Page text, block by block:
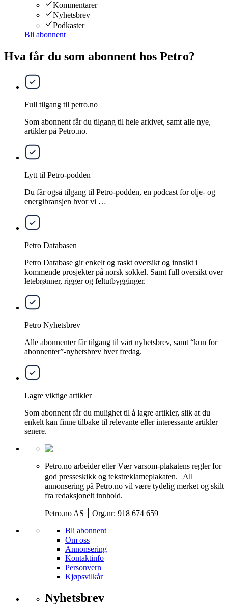
Kommentarer
Nyhetsbrev
Podkaster
Bli abonnent
Hva får du som abonnent hos Petro?
Full tilgang til petro.no
Som abonnent får du tilgang til hele arkivet, samt alle nye,
artikler på Petro.no.
Lytt til Petro-podden
Du får også tilgang til Petro-podden, en podcast for olje- og
energibransjen hvor vi …
Petro Databasen
Petro Database gir enkelt og raskt oversikt og innsikt i
kommende prosjekter på norsk sokkel. Samt full oversikt over
letebrønner, rigger og feltutbygginger.
Petro Nyhetsbrev
Alle abonnenter får tilgang til vårt nyhetsbrev, samt “kun for
abonnenter”-nyhetsbrev hver fredag.
Lagre viktige artikler
Som abonnent får du mulighet til å lagre artikler, slik at du
enkelt kan finne tilbake til relevante eller interessante artikler
senere.
Petro.no arbeider etter Vær varsom-plakatens regler for
god presseskikk og tekstreklameplakaten. All
annonsering på Petro.no vil være tydelig merket og skilt
fra redaksjonelt innhold.
Petro.no AS ⎮ Org.nr: 918 674 659
Bli abonnent
Om oss
Annonsering
Kontaktinfo
Personvern
Kjøpsvilkår
Nyhetsbrev